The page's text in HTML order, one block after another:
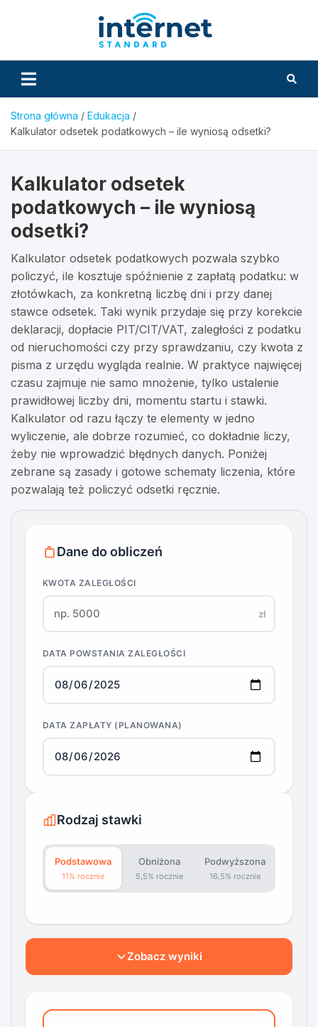
Strona główna
Edukacja
Kalkulator odsetek podatkowych – ile wyniosą odsetki?
Kalkulator odsetek
podatkowych – ile wyniosą
odsetki?
Kalkulator odsetek podatkowych pozwala szybko
policzyć, ile kosztuje spóźnienie z zapłatą podatku: w
złotówkach, za konkretną liczbę dni i przy danej
stawce odsetek. Taki wynik przydaje się przy korekcie
deklaracji, dopłacie PIT/CIT/VAT, zaległości z podatku
od nieruchomości czy przy sprawdzaniu, czy kwota z
pisma z urzędu wygląda realnie. W praktyce najwięcej
czasu zajmuje nie samo mnożenie, tylko ustalenie
prawidłowej liczby dni, momentu startu i stawki.
Kalkulator od razu łączy te elementy w jedno
wyliczenie, ale dobrze rozumieć, co dokładnie liczy,
żeby nie wprowadzić błędnych danych. Poniżej
zebrane są zasady i gotowe schematy liczenia, które
pozwalają też policzyć odsetki ręcznie.
Dane do obliczeń
KWOTA ZALEGŁOŚCI
zł
DATA POWSTANIA ZALEGŁOŚCI
DATA ZAPŁATY (PLANOWANA)
Rodzaj stawki
Podstawowa
11% rocznie
Obniżona
5,5% rocznie
Podwyższona
16,5% rocznie
Zobacz wyniki